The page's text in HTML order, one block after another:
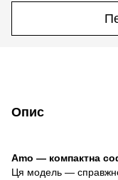
Опис
Amo — компактна
Ця модель — справжнє